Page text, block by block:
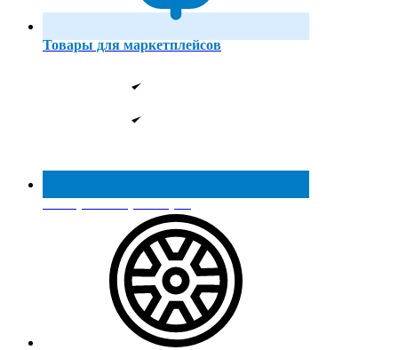
Товары для маркетплейсов
Реестр МинПромТорга